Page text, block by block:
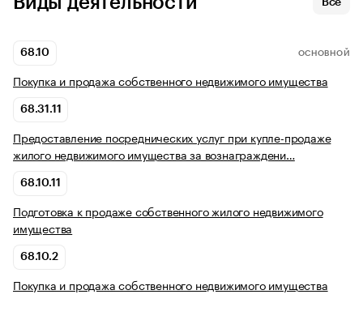
Все
68.10 ОСНОВНОЙ
Покупка и продажа собственного недвижимого имущества
68.31.11
Предоставление посреднических услуг при купле-продаже
жилого недвижимого имущества за вознаграждени…
68.10.11
Подготовка к продаже собственного жилого недвижимого
имущества
68.10.2
Покупка и продажа собственного недвижимого имущества